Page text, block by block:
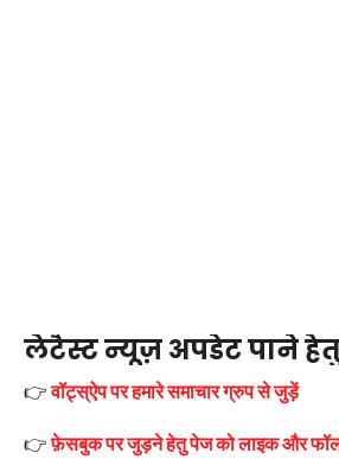
लेटैस्ट न्यूज़ अपडेट पाने
👉वॉट्स्ऐप पर हमारे समाचार ग्रुप से जुड़ें
👉फ़ेसबुक पर जुड़ने हेतु पेज को लाइक और